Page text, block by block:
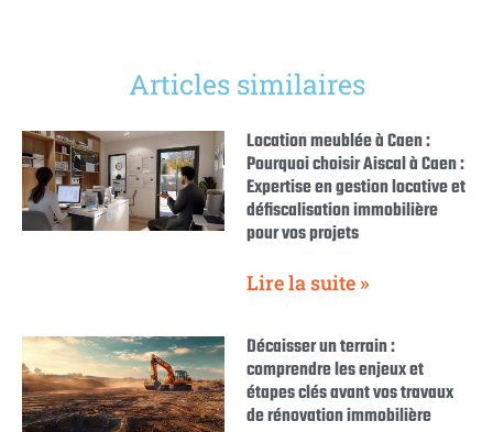
Articles similaires
Location meublée à Caen :
Pourquoi choisir Aiscal à Caen :
Expertise en gestion locative et
défiscalisation immobilière
pour vos projets
Lire la suite »
Décaisser un terrain :
comprendre les enjeux et
étapes clés avant vos travaux
de rénovation immobilière